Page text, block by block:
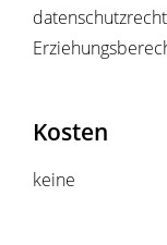
Kosten
keine